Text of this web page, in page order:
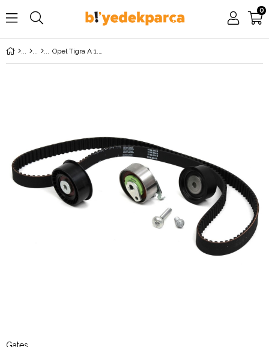
0
Opel Tigra A 1.6 Triger Seti GATES